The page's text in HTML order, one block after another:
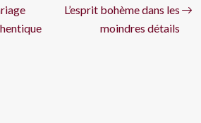
L’esprit bohème dans les
moindres détails